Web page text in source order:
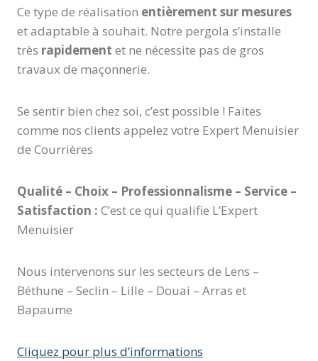
Ce type de réalisation entièrement sur mesures
et adaptable à souhait. Notre pergola s’installe
très rapidement et ne nécessite pas de gros
travaux de maçonnerie.
Se sentir bien chez soi, c’est possible ! Faites
comme nos clients appelez votre Expert Menuisier
de Courrières
Qualité – Choix – Professionnalisme – Service –
Satisfaction : C’est ce qui qualifie L’Expert
Menuisier
Nous intervenons sur les secteurs de Lens –
Béthune – Seclin – Lille – Douai – Arras et
Bapaume
Cliquez pour plus d’informations